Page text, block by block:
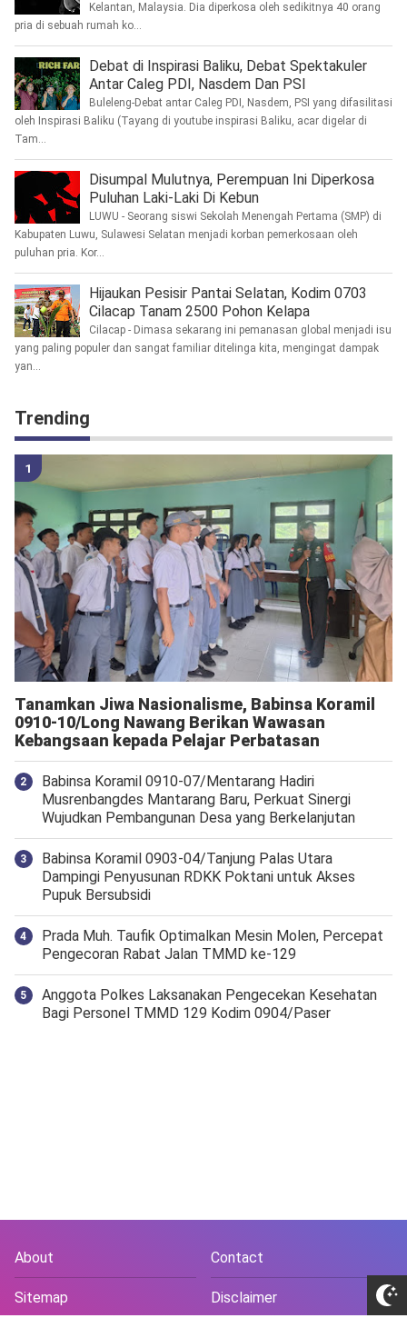
Kelantan, Malaysia. Dia diperkosa oleh sedikitnya 40 orang
pria di sebuah rumah ko...
Debat di Inspirasi Baliku, Debat Spektakuler
Antar Caleg PDI, Nasdem Dan PSI
Buleleng-Debat antar Caleg PDI, Nasdem, PSI yang difasilitasi
oleh Inspirasi Baliku (Tayang di youtube inspirasi Baliku, acar digelar di
Tam...
Disumpal Mulutnya, Perempuan Ini Diperkosa
Puluhan Laki-Laki Di Kebun
LUWU - Seorang siswi Sekolah Menengah Pertama (SMP) di
Kabupaten Luwu, Sulawesi Selatan menjadi korban pemerkosaan oleh
puluhan pria. Kor...
Hijaukan Pesisir Pantai Selatan, Kodim 0703
Cilacap Tanam 2500 Pohon Kelapa
Cilacap - Dimasa sekarang ini pemanasan global menjadi isu
yang paling populer dan sangat familiar ditelinga kita, mengingat dampak
yan...
Trending
Tanamkan Jiwa Nasionalisme, Babinsa Koramil
0910-10/Long Nawang Berikan Wawasan
Kebangsaan kepada Pelajar Perbatasan
Babinsa Koramil 0910-07/Mentarang Hadiri
Musrenbangdes Mantarang Baru, Perkuat Sinergi
Wujudkan Pembangunan Desa yang Berkelanjutan
‎Babinsa Koramil 0903-04/Tanjung Palas Utara
Dampingi Penyusunan RDKK Poktani untuk Akses
Pupuk Bersubsidi
Prada Muh. Taufik Optimalkan Mesin Molen, Percepat
Pengecoran Rabat Jalan TMMD ke-129
Anggota Polkes Laksanakan Pengecekan Kesehatan
Bagi Personel TMMD 129 Kodim 0904/Paser
About Contact
Sitemap Disclaimer